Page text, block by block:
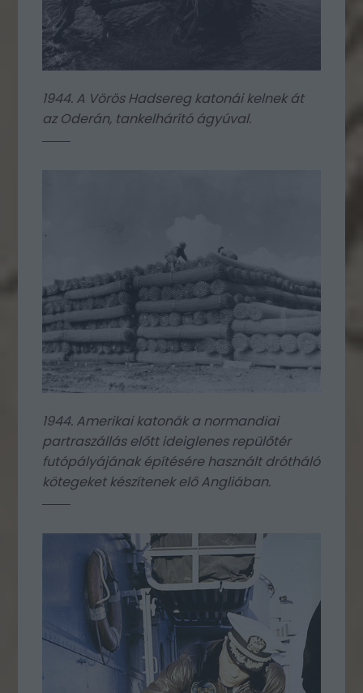
1944. A Vörös Hadsereg katonái kelnek át
az Oderán, tankelhárító ágyúval.
1944. Amerikai katonák a normandiai
partraszállás előttideiglenes repülőtér
futópályájának építésére használt drótháló
kötegeket készítenek elő Angliában.